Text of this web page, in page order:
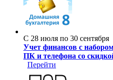
С 28 июля по 30 сентября
Учет финансов с
ПК и телефона со
Перейти